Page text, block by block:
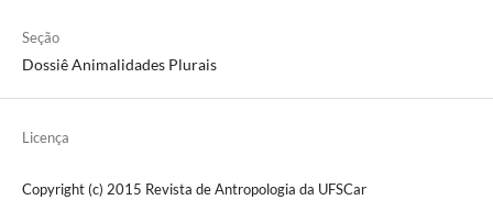
Seção
Dossiê Animalidades Plurais
Licença
Copyright (c) 2015 Revista de Antropologia da UFSCar